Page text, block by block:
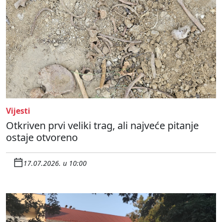
Vijesti
Otkriven prvi veliki trag, ali najveće pitanje
ostaje otvoreno
17.07.2026. u 10:00